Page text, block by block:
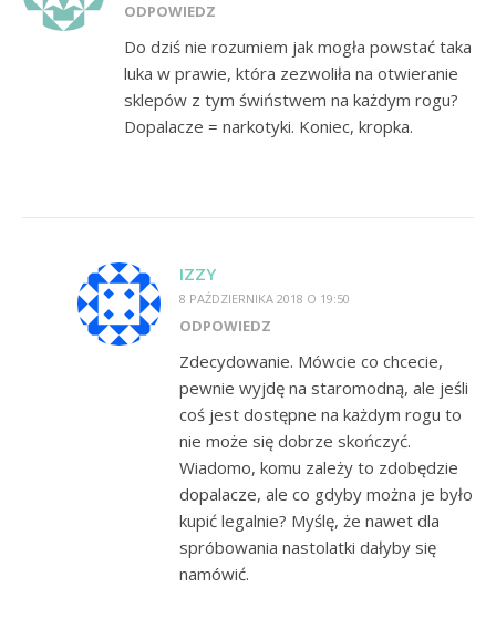
ODPOWIEDZ
Do dziś nie rozumiem jak mogła powstać taka
luka w prawie, która zezwoliła na otwieranie
sklepów z tym świństwem na każdym rogu?
Dopalacze = narkotyki. Koniec, kropka.
IZZY
8 PAŹDZIERNIKA 2018 O 19:50
ODPOWIEDZ
Zdecydowanie. Mówcie co chcecie,
pewnie wyjdę na staromodną, ale jeśli
coś jest dostępne na każdym rogu to
nie może się dobrze skończyć.
Wiadomo, komu zależy to zdobędzie
dopalacze, ale co gdyby można je było
kupić legalnie? Myślę, że nawet dla
spróbowania nastolatki dałyby się
namówić.